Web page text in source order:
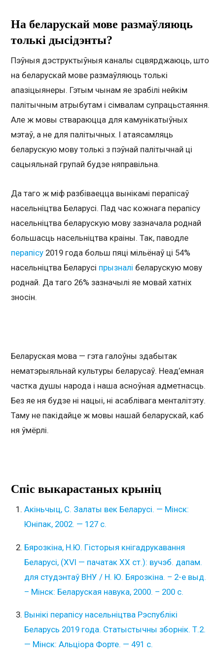
На беларускай мове размаўляюць
толькі дысідэнты?
Пэўныя дэструктыўныя каналы сцвярджаюць, што
на беларускай мове размаўляюць толькі
апазіцыянеры. Гэтым чынам яе зрабілі нейкім
палітычным атрыбутам і сімвалам супрацьстаяння.
Але ж мовы ствараюцца для камунікатыўных
мэтаў, а не для палітычных. І атаясамляць
беларускую мову толькі з пэўнай палітычнай ці
сацыяльнай групай будзе няправільна.
Да таго ж міф разбіваецца вынікамі перапісаў
насельніцтва Беларусі. Пад час кожнага перапісу
насельніцтва беларускую мову зазначала роднай
большасць насельніцтва краіны. Так, паводле
перапісу 2019 года больш пяці мільёнаў ці 54%
насельніцтва Беларусі прызналі беларускую мову
роднай. Да таго 26% зазначылі яе мовай хатніх
зносін.
Беларуская мова — гэта галоўны здабытак
нематэрыяльнай культуры беларусаў. Неад’емная
частка душы народа і наша асноўная адметнасць.
Без яе ня будзе ні нацыі, ні асаблівага менталітэту.
Таму не пакідайце ж мовы нашай беларускай, каб
ня ўмёрлі.
Спіс выкарастаных крыніц
Акіньчыц, С. Залаты век Беларусі. — Мінск:
Юніпак, 2002. — 127 с.
Бярозкіна, Н.Ю. Гісторыя кнігадрукавання
Беларусі, (XVI — пачатак ХХ ст.): вучэб. дапам.
для студэнтаў ВНУ / Н. Ю. Бярозкіна. – 2-е выд.
– Мінск: Беларуская навука, 2000. – 200 с.
Вынікі перапісу насельніцтва Рэспублікі
Беларусь 2019 года. Статыстычны зборнік. Т.2.
— Мінск: Альціора Форте. — 491 с.